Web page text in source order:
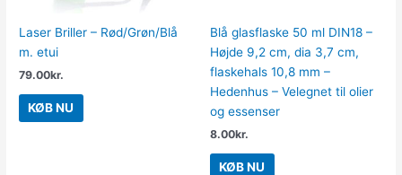
Laser Briller – Rød/Grøn/Blå
m. etui
79.00kr.
KØB NU
Blå glasflaske 50 ml DIN18 –
Højde 9,2 cm, dia 3,7 cm,
flaskehals 10,8 mm –
Hedenhus – Velegnet til olier
og essenser
8.00kr.
KØB NU